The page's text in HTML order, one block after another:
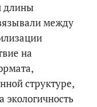
длины
между
на
структуре,